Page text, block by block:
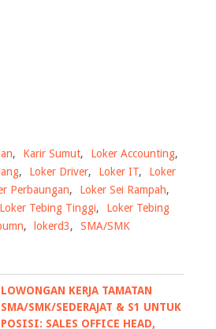
, Karir Sumut, Loker Accounting,
, Loker Driver, Loker IT,
Loker
Perbaungan, Loker Sei Rampah,
Loker Tebing Tinggi,
Loker Tebing
, lokerd3, SMA/SMK
LOWONGAN KERJA TAMATAN
SMA/SMK/SEDERAJAT & S1 UNTUK
POSISI: SALES OFFICE HEAD,